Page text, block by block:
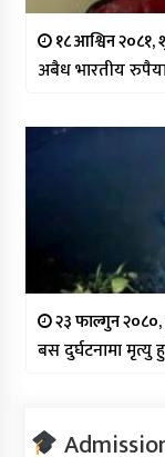
१८ आश्विन २०८१,
अबैध भारतीय
२३ फाल्गुन
बस दुर्घटनामा मृत्यु